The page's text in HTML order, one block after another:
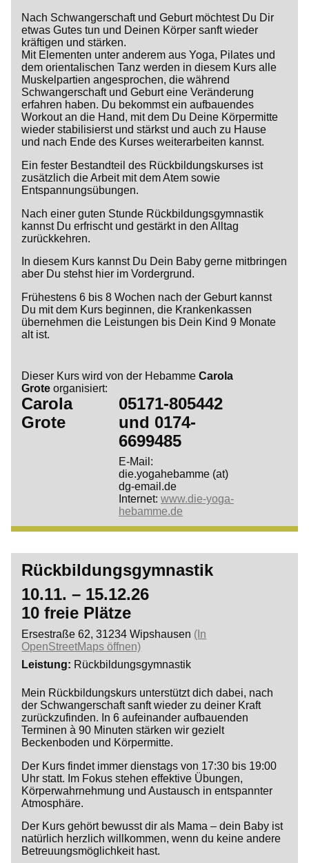
Nach Schwangerschaft und Geburt möchtest Du Dir
etwas Gutes tun und Deinen Körper sanft wieder
kräftigen und stärken.
Mit Elementen unter anderem aus Yoga, Pilates und
dem orientalischen Tanz werden in diesem Kurs alle
Muskelpartien angesprochen, die während
Schwangerschaft und Geburt eine Veränderung
erfahren haben. Du bekommst ein aufbauendes
Workout an die Hand, mit dem Du Deine Körpermitte
wieder stabilisierst und stärkst und auch zu Hause
und nach Ende des Kurses weiterarbeiten kannst.
Ein fester Bestandteil des Rückbildungskurses ist
zusätzlich die Arbeit mit dem Atem sowie
Entspannungsübungen.
Nach einer guten Stunde Rückbildungsgymnastik
kannst Du erfrischt und gestärkt in den Alltag
zurückkehren.
In diesem Kurs kannst Du Dein Baby gerne mitbringen
aber Du stehst hier im Vordergrund.
Frühestens 6 bis 8 Wochen nach der Geburt kannst
Du mit dem Kurs beginnen, die Krankenkassen
übernehmen die Leistungen bis Dein Kind 9 Monate
alt ist.
Dieser Kurs wird von der HebammeCarola
Grote organisiert:
Carola
Grote
05171-805442
und 0174-
6699485
E-Mail:
die.yogahebamme (at)
dg-email.de
Internet:www.die-yoga-
hebamme.de
Rückbildungsgymnastik
10.11. – 15.12.26
10 freie Plätze
Ersestraße 62, 31234 Wipshausen (In
OpenStreetMaps öffnen)
Leistung
Rückbildungsgymnastik
Mein Rückbildungskurs unterstützt dich dabei, nach
der Schwangerschaft sanft wieder zu deiner Kraft
zurückzufinden. In 6 aufeinander aufbauenden
Terminen à 90 Minuten stärken wir gezielt
Beckenboden und Körpermitte.
Der Kurs findet immer dienstags von 17:30 bis 19:00
Uhr statt. Im Fokus stehen effektive Übungen,
Körperwahrnehmung und Austausch in entspannter
Atmosphäre.
Der Kurs gehört bewusst dir als Mama – dein Baby ist
natürlich herzlich willkommen, wenn du keine andere
Betreuungsmöglichkeit hast.